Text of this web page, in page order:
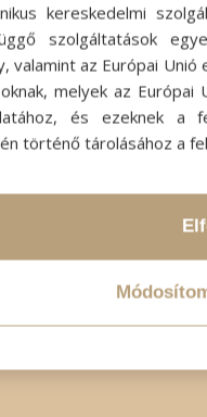
kereskedelmi
szolgáltatások
valamint az Európai Unió
melyek az Európai
és ezeknek a
történő tárolásához a